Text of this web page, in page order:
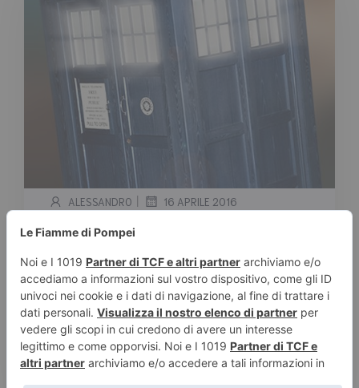
ALESSANDRO | 16 APRILE 2016
Attenti a non lasciare aperta la
Porta del Tardis!
Tempo stimato di lettura:< 1 minuto
Mai lasciare la porta aperta! Ecco cosa può
succedere quando i Funko Pop invadono la
sexy […]
Leggi tutto